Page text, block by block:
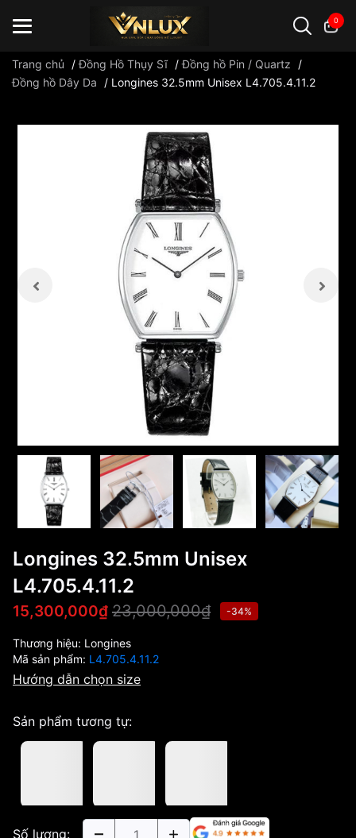
0
Trang chủ /Đồng Hồ Thụy Sĩ /Đồng hồ Pin / Quartz
/
Đồng hồ Dây Da
/ Longines 32.5mm Unisex L4.705.4.11.2
Longines 32.5mm Unisex
L4.705.4.11.2
15,300,000₫ 23,000,000₫ -34%
Thương hiệu: Longines
Mã sản phẩm: L4.705.4.11.2
Hướng dẫn chọn size
Sản phẩm tương tự:
Số lượng: